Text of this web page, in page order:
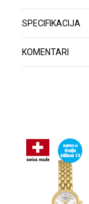
SPECIFIKACIJA
KOMENTARI